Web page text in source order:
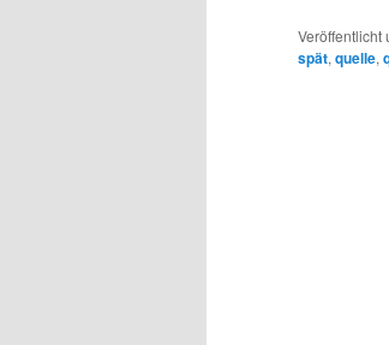
Veröffentlicht
spät, quelle,